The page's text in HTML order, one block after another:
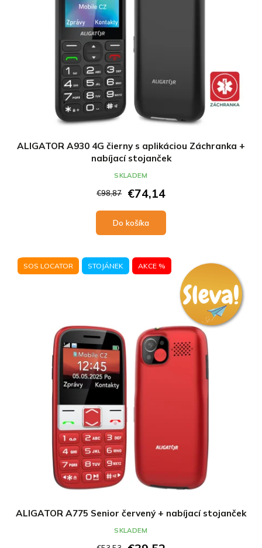
ALIGATOR A930 4G čierny s aplikáciou Záchranka +
nabíjací stojanček
€98,87 €74,14
Do košíka
SKLADEM
SOS LOCATOR STOJÁNEK AKCE %
ALIGATOR A775 Senior červený + nabíjací stojanček
SKLADEM